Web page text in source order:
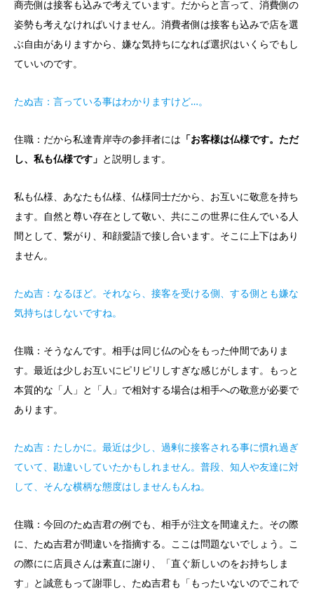
商売側は接客も込みで考えています。だからと言って、消費側の
姿勢も考えなければいけません。消費者側は接客も込みで店を選
ぶ自由がありますから、嫌な気持ちになれば選択はいくらでもし
ていいのです。
たぬ吉：言っている事はわかりますけど…。
住職：だから私達青岸寺の参拝者には 「お客様は仏様です。ただ
し、私も仏様です」 と説明します。
私も仏様、あなたも仏様、仏様同士だから、お互いに敬意を持ち
ます。自然と尊い存在として敬い、共にこの世界に住んでいる人
間として、繋がり、和顔愛語で接し合います。そこに上下はあり
ません。
たぬ吉：なるほど。それなら、接客を受ける側、する側とも嫌な
気持ちはしないですね。
住職：そうなんです。相手は同じ仏の心をもった仲間でありま
す。最近は少しお互いにピリピリしすぎな感じがします。もっと
本質的な「人」と「人」で相対する場合は相手への敬意が必要で
あります。
たぬ吉：たしかに。最近は少し、過剰に接客される事に慣れ過ぎ
ていて、勘違いしていたかもしれません。普段、知人や友達に対
して、そんな横柄な態度はしませんもんね。
住職：今回のたぬ吉君の例でも、相手が注文を間違えた。その際
に、たぬ吉君が間違いを指摘する。ここは問題ないでしょう。こ
の際にに店員さんは素直に謝り、「直ぐ新しいのをお持ちしま
す」と誠意もって謝罪し、たぬ吉君も「もったいないのでこれで